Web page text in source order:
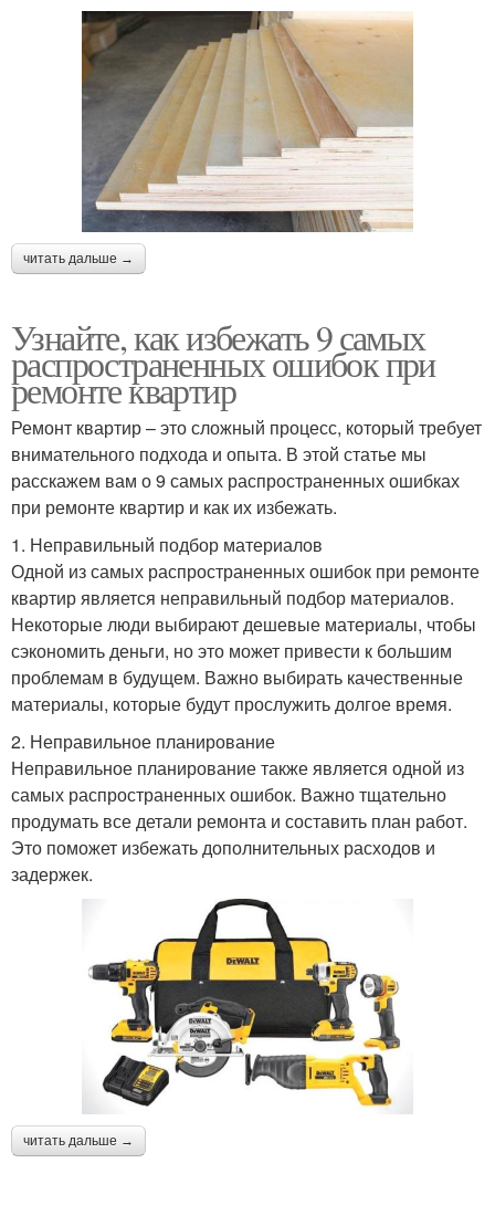
читать дальше →
Узнайте, как избежать 9 самых
распространенных ошибок при
ремонте квартир
Ремонт квартир – это сложный процесс, который требует
внимательного подхода и опыта. В этой статье мы
расскажем вам о 9 самых распространенных ошибках
при ремонте квартир и как их избежать.
1. Неправильный подбор материалов
Одной из самых распространенных ошибок при ремонте
квартир является неправильный подбор материалов.
Некоторые люди выбирают дешевые материалы, чтобы
сэкономить деньги, но это может привести к большим
проблемам в будущем. Важно выбирать качественные
материалы, которые будут прослужить долгое время.
2. Неправильное планирование
Неправильное планирование также является одной из
самых распространенных ошибок. Важно тщательно
продумать все детали ремонта и составить план работ.
Это поможет избежать дополнительных расходов и
задержек.
читать дальше →